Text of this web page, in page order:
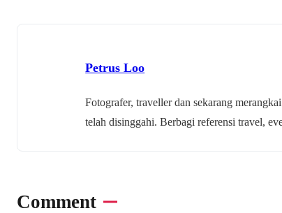
Petrus Loo
Fotografer, traveller dan sekarang
telah disinggahi. Berbagi referensi travel,
Comment